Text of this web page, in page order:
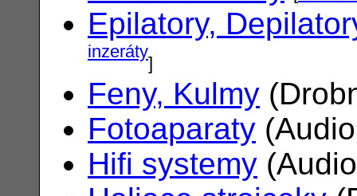
Epilatory,
inzeráty]
Feny, Kulmy
Fotoaparaty
Hifi systemy